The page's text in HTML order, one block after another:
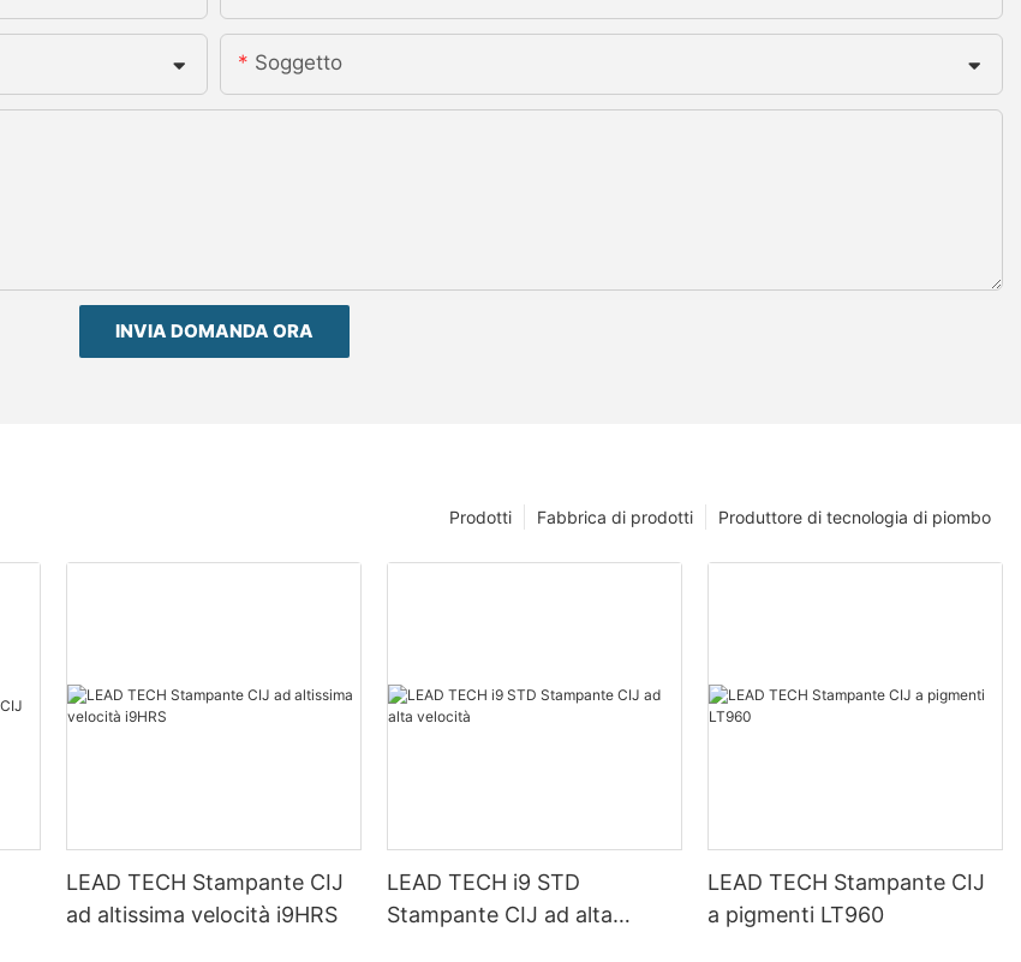
Soggetto
INVIA DOMANDA ORA
Produttore di tecnologia di piombo
Fabbrica di prodotti
Prodotti
LEAD TECH Stampante CIJ
ad altissima velocità i9HRS
LEAD TECH i9 STD
Stampante CIJ ad alta
LEAD TECH Stampante CIJ
a pigmenti LT960